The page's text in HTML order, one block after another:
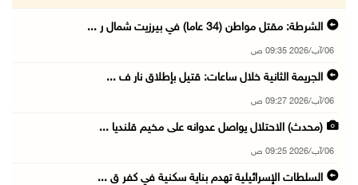
الشرطة: مقتل مواطن (34 عاما) في بيرزيت شمال ر ...
06/آب/2026 09:35 ص
الجريمة الثانية خلال ساعات: قتيل بإطلاق نار ف ...
06/آب/2026 09:27 ص
(محدث) الاحتلال يواصل عدوانه على مخيم قلنديا ...
06/آب/2026 09:25 ص
السلطات الإسرائيلية تهدم بناية سكنية في كفر ق ...